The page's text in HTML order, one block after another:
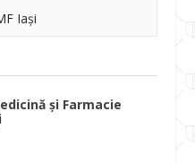
Iași
și Farmacie